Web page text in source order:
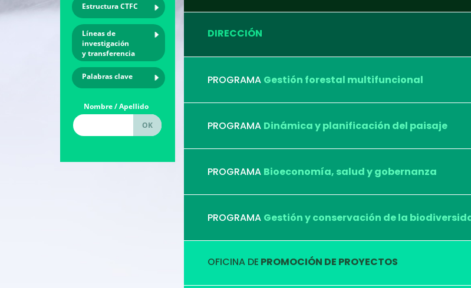
Estructura CTFC
Líneas de
investigación
y transferencia
Palabras clave
Nombre / Apellido
DIRECCIÓN
PROGRAMA Gestión forestal multifuncional
PROGRAMA Dinámica y planificación del paisaje
PROGRAMA Bioeconomía, salud y gobernanza
PROGRAMA Gestión y conservación de la
OFICINA DE PROMOCIÓN DE PROYECTOS